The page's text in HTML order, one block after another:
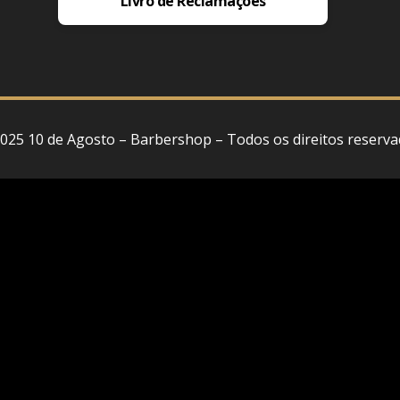
10 de Agosto – Barbershop – Todos os direitos